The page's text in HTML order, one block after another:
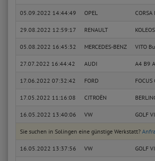
05.09.2022 14:44:49 OPEL
29.08.2022 12:59:17 RENAULT
05.08.2022 16:45:32 MERCEDES-BENZ VITO
27.07.2022 16:44:42 AUDI A4 B9
17.06.2022 07:32:42 FORD FOCUS
17.05.2022 11:16:08 CITROËN
16.05.2022 13:40:06 VW GOLF
Sie suchen in Solingen eine günstige Werkstatt?
16.05.2022 13:37:56 VW GOLF